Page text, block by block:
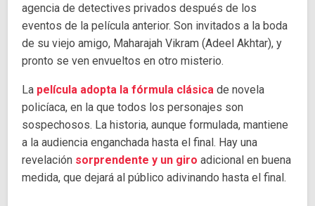
agencia de detectives privados después de los
eventos de la película anterior. Son invitados a la boda
de su viejo amigo, Maharajah Vikram (Adeel Akhtar), y
pronto se ven envueltos en otro misterio.
La película adopta la fórmula clásica de novela
policíaca, en la que todos los personajes son
sospechosos. La historia, aunque formulada, mantiene
a la audiencia enganchada hasta el final. Hay una
revelación sorprendente y un giro adicional en buena
medida, que dejará al público adivinando hasta el final.